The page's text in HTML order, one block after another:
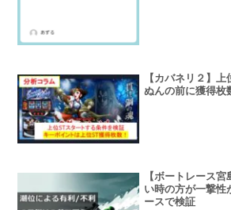
【カバネリ２】
ぬんの前に獲得枚
【ボートレース
い時の方が一撃性
ースで検証